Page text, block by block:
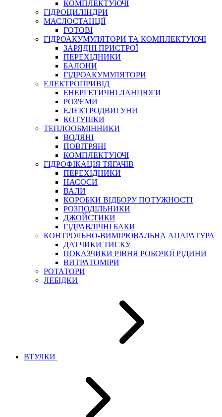
СПЕЦІАЛЬНІ
ГЕРМЕТИКИ
КЛЕЇ, ЦЕМЕНТИ, ЕПОКСИДКИ
РЕМОНТ ГІДРОЦИЛІНДРІВ
БОРЕКС, ЕО
КОМПЛЕКТУЮЧІ
ГІДРОЦИЛІНДРИ
МАСЛОСТАНЦІЇ
ГОТОВІ
ГІДРОАКУМУЛЯТОРИ ТА КОМПЛЕКТУЮЧІ
ЗАРЯДНІ ПРИСТРОЇ
ПЕРЕХІДНИКИ
БАЛОНИ
ГІДРОАКУМУЛЯТОРИ
ЕЛЕКТРОПРИВІД
ЕНЕРГЕТИЧНІ ЛАНЦЮГИ
РОЗ'ЄМИ
ЕЛЕКТРОДВИГУНИ
КОТУШКИ
ТЕПЛООБМІННИКИ
ВОДЯНІ
ПОВІТРЯНІ
КОМПЛЕКТУЮЧІ
ГІДРОФІКАЦІЯ ТЯГАЧІВ
ПЕРЕХІДНИКИ
НАСОСИ
ВАЛИ
КОРОБКИ ВІДБОРУ ПОТУЖНОСТІ
РОЗПОДІЛЬНИКИ
ДЖОЙСТИКИ
ГІДРАВЛІЧНІ БАКИ
КОНТРОЛЬНО-ВИМІРЮВАЛЬНА АПАРАТУРА
ДАТЧИКИ ТИСКУ
ПОКАЗЧИКИ РІВНЯ РОБОЧОЇ РІДИНИ
ВИТРАТОМІРИ
РОТАТОРИ
ЛЕБІДКИ
ВТУЛКИ